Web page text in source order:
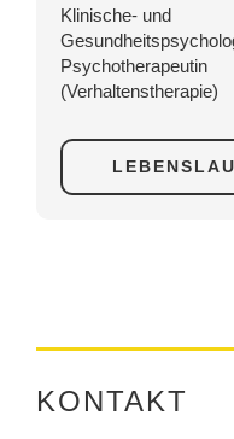
Klinische- und
Psychotherapeutin
(Verhaltenstherapie)
KONTAKT